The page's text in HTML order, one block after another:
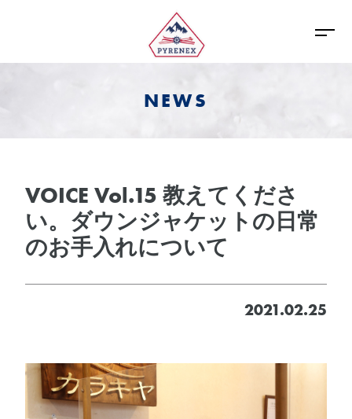
NEWS
VOICE Vol.15 教えてくださ
い。ダウンジャケットの日常
のお手入れについて
2021.02.25